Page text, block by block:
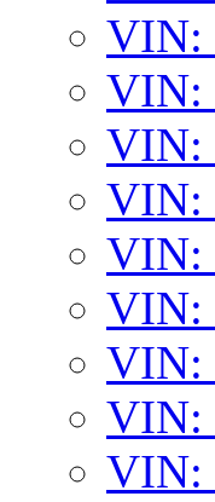
VIN:
VIN:
VIN:
VIN:
VIN:
VIN:
VIN:
VIN:
VIN: